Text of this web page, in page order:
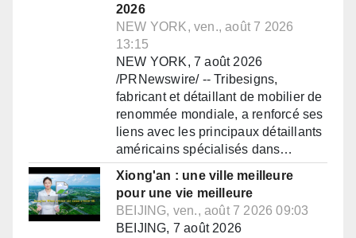
2026
NEW YORK, ven., août 7 2026
13:15
NEW YORK, 7 août 2026
/PRNewswire/ -- Tribesigns,
fabricant et détaillant de mobilier de
renommée mondiale, a renforcé ses
liens avec les principaux détaillants
américains spécialisés dans…
Xiong'an : une ville meilleure
pour une vie meilleure
BEIJING, ven., août 7 2026 09:03
BEIJING, 7 août 2026